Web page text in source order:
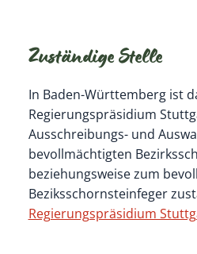
Zuständige Stelle
In Baden-Württemberg ist
Regierungspräsidium
Ausschreibungs- und
bevollmächtigten
beziehungsweise zum
Beziksschornsteinfeger
Regierungspräsidium